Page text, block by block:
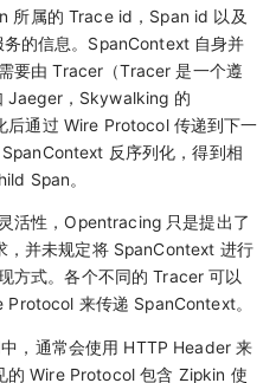
所属的 Trace id，Span id 以及
的信息。SpanContext 自身并
要由 Tracer（Tracer 是一个遵
Jaeger，Skywalking 的
通过 Wire Protocol 传递到下一
反序列化，得到相
Span。
活性，Opentracing 只是提出了
并未规定将 SpanContext 进行
方式。各个不同的 Tracer 可以
来传递 SpanContext。
，通常会使用 HTTP Header 来
的 Wire Protocol 包含 Zipkin 使